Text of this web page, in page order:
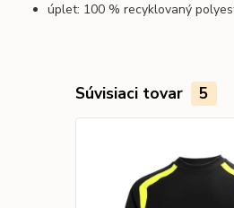
úplet: 100 % recyklovaný
Súvisiaci tovar 5